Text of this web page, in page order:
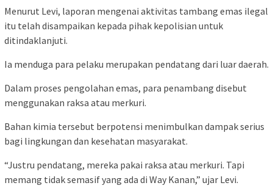
Menurut Levi, laporan mengenai aktivitas tambang emas ilegal
itu telah disampaikan kepada pihak kepolisian untuk
ditindaklanjuti.
Ia menduga para pelaku merupakan pendatang dari luar daerah.
Dalam proses pengolahan emas, para penambang disebut
menggunakan raksa atau merkuri.
Bahan kimia tersebut berpotensi menimbulkan dampak serius
bagi lingkungan dan kesehatan masyarakat.
“Justru pendatang, mereka pakai raksa atau merkuri. Tapi
memang tidak semasif yang ada di Way Kanan,” ujar Levi.